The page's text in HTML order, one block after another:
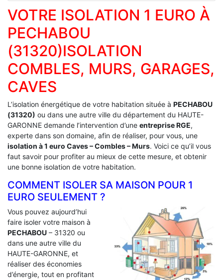
VOTRE ISOLATION 1 EURO À
PECHABOU
(31320)ISOLATION
COMBLES, MURS, GARAGES,
CAVES
L’isolation énergétique de votre habitation située à PECHABOU
(31320) ou dans une autre ville du département du HAUTE-
GARONNE demande l’intervention d’une entreprise RGE,
experte dans son domaine, afin de réaliser, pour vous, une
isolation à 1 euro Caves – Combles – Murs. Voici ce qu’il vous
faut savoir pour profiter au mieux de cette mesure, et obtenir
une bonne isolation de votre habitation.
COMMENT ISOLER SA MAISON POUR 1
EURO SEULEMENT ?
Vous pouvez aujourd’hui
faire isoler votre maison à
PECHABOU – 31320 ou
dans une autre ville du
HAUTE-GARONNE, et
réaliser des économies
d’énergie, tout en profitant